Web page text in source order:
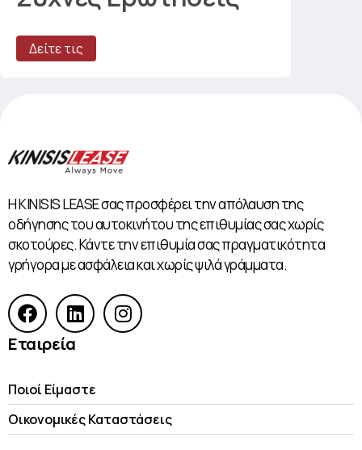
Δείτε τις
Η KINISIS LEASE σας προσφέρει την απόλαυση της
οδήγησης του αυτοκινήτου της επιθυμίας σας χωρίς
σκοτούρες. Κάντε την επιθυμία σας πραγματικότητα
γρήγορα με ασφάλεια και χωρίς ψιλά γράμματα.
Εταιρεία
Ποιοί Είμαστε
Οικονομικές Kαταστάσεις